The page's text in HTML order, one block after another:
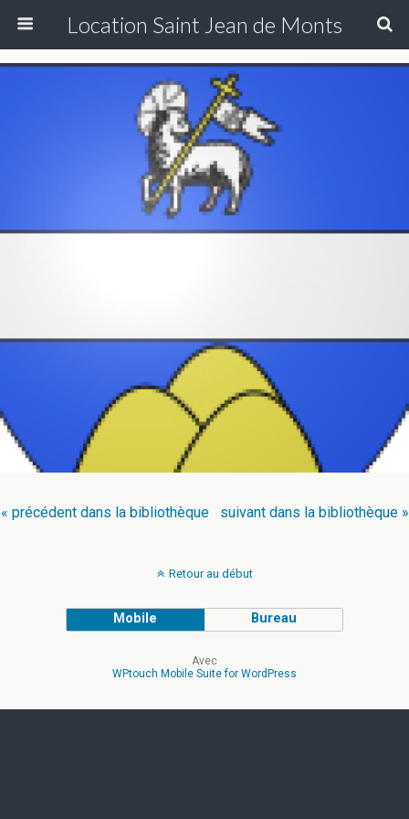
Location Saint Jean de Monts
« précédent dans la bibliothèque suivant dans la bibliothèque »
Retour au début
Mobile Bureau
Avec
WPtouch Mobile Suite for WordPress